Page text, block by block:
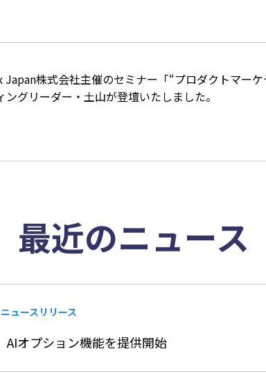
株式会社主催のセミナー「“プロダクトマー
グリーダー・土山が登壇いたしました。
最近のニュース
ュースリリース
オプション機能を提供開始